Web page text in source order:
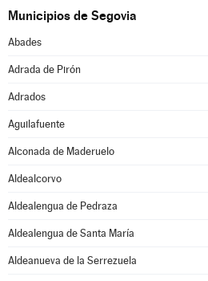
Municipios de Segovia
Abades
Adrada de Pirón
Adrados
Aguilafuente
Alconada de Maderuelo
Aldealcorvo
Aldealengua de Pedraza
Aldealengua de Santa María
Aldeanueva de la Serrezuela